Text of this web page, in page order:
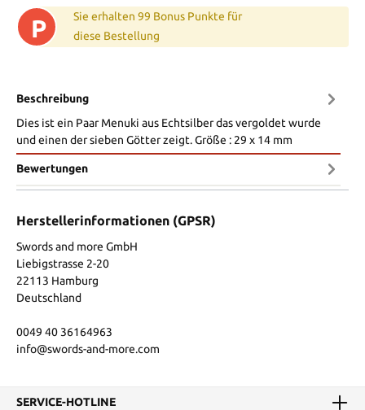
P
Sie erhalten 99 Bonus Punkte für
diese Bestellung
Beschreibung
Dies ist ein Paar Menuki aus Echtsilber das vergoldet wurde
und einen der sieben Götter zeigt. Größe : 29 x 14 mm
Bewertungen
Herstellerinformationen (GPSR)
Swords and more GmbH
Liebigstrasse 2-20
22113 Hamburg
Deutschland
0049 40 36164963
info@swords-and-more.com
SERVICE-HOTLINE